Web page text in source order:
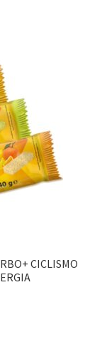
CICLISMO